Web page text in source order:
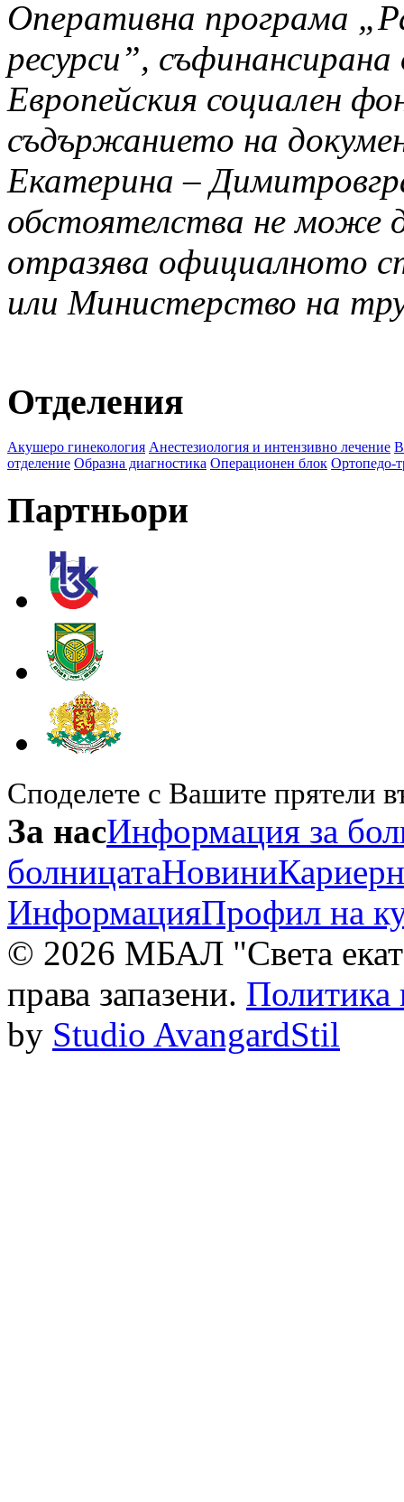
Оперативна програма
ресурси”,
Европейския социален
съдържанието на
Екатерина –
обстоятелства не може
отразява официалното
или Министерство на
Отделения
Акушеро гинекология Анестезиология и интензивно лечение
отделение Образна диагностика Операционен блок Ортопедо-
Партньори
Споделете с Вашите прятели
За насИнформация за
болницатаНовини
ИнформацияПрофил на
© 2026 МБАЛ "Света
права запазени. Политика
by Studio AvangardStil